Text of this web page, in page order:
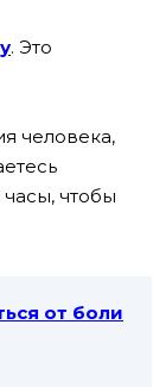
. Это
человека,
чтобы
от боли